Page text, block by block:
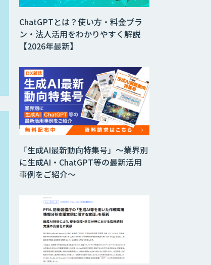
ChatGPTとは？使い方・料金プラ
ン・法人活用をわかりやすく解説
【2026年最新】
「生成AI最新動向特集号」～業界別
に生成AI・ChatGPT等の最新活用
事例をご紹介～